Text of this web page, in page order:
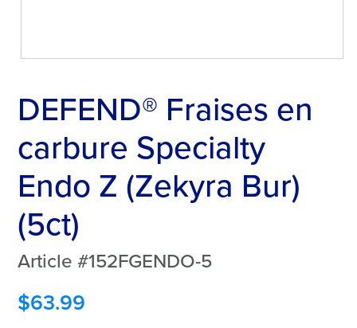
DEFEND® Fraises en
carbure Specialty
Endo Z (Zekyra Bur)
(5ct)
Article #152FGENDO-5
$63.99